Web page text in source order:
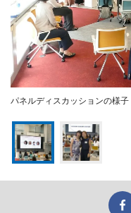
パネルディスカッションの様子